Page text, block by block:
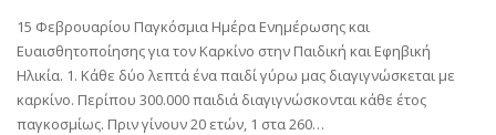
15 Φεβρουαρίου Παγκόσμια Ημέρα Ενημέρωσης και
Ευαισθητοποίησης για τον Καρκίνο στην Παιδική και Εφηβική
Ηλικία. 1. Κάθε δύο λεπτά ένα παιδί γύρω μας διαγιγνώσκεται με
καρκίνο. Περίπου 300.000 παιδιά διαγιγνώσκονται κάθε έτος
παγκοσμίως. Πριν γίνουν 20 ετών, 1 στα 260…